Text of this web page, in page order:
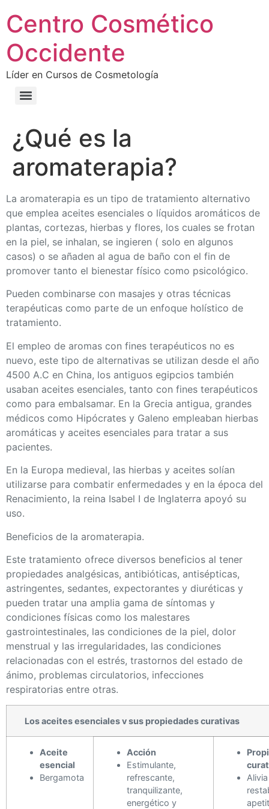
Centro Cosmético
Occidente
Líder en Cursos de Cosmetología
¿Qué es la
aromaterapia?
La aromaterapia es un tipo de tratamiento alternativo
que emplea aceites esenciales o líquidos aromáticos de
plantas, cortezas, hierbas y flores, los cuales se frotan
en la piel, se inhalan, se ingieren ( solo en algunos
casos) o se añaden al agua de baño con el fin de
promover tanto el bienestar físico como psicológico.
Pueden combinarse con masajes y otras técnicas
terapéuticas como parte de un enfoque holístico de
tratamiento.
El empleo de aromas con fines terapéuticos no es
nuevo, este tipo de alternativas se utilizan desde el año
4500 A.C en China, los antiguos egipcios también
usaban aceites esenciales, tanto con fines terapéuticos
como para embalsamar. En la Grecia antigua, grandes
médicos como Hipócrates y Galeno empleaban hierbas
aromáticas y aceites esenciales para tratar a sus
pacientes.
En la Europa medieval, las hierbas y aceites solían
utilizarse para combatir enfermedades y en la época del
Renacimiento, la reina Isabel I de Inglaterra apoyó su
uso.
Beneficios de la aromaterapia.
Este tratamiento ofrece diversos beneficios al tener
propiedades analgésicas, antibióticas, antisépticas,
astringentes, sedantes, expectorantes y diuréticas y
pueden tratar una amplia gama de síntomas y
condiciones físicas como los malestares
gastrointestinales, las condiciones de la piel, dolor
menstrual y las irregularidades, las condiciones
relacionadas con el estrés, trastornos del estado de
ánimo, problemas circulatorios, infecciones
respiratorias entre otras.
Los aceites esenciales v sus propiedades curativas
Aceite
esencial
Bergamota
Acción
Estimulante,
refrescante,
tranquilizante,
energético y